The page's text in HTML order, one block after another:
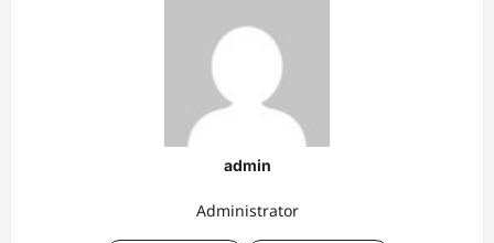
admin
Administrator